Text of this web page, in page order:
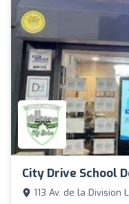
City Drive School
113 Av. de la